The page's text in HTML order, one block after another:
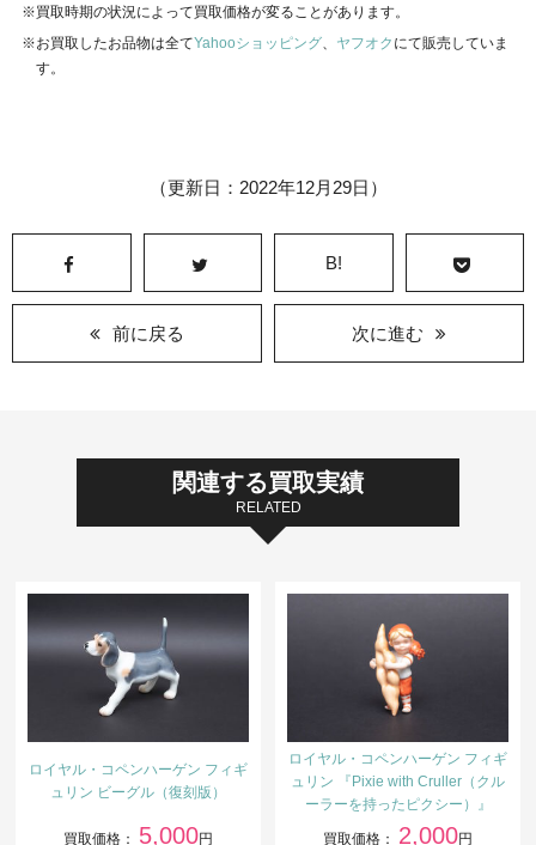
買取時期の状況によって買取価格が変ることがあります。
お買取したお品物は全てYahooショッピング、 ヤフオク にて販売していま
す。
（更新日：2022年12月29日）
B!
前に戻る 次に進む
関連する買取実績
RELATED
ロイヤル・コペンハーゲン フィギ
ュリン ビーグル（復刻版）
買取価格： 5,000円
ロイヤル・コペンハーゲン フィギ
ュリン 『Pixie with Cruller（クル
ーラーを持ったピクシー）』
買取価格： 2,000円